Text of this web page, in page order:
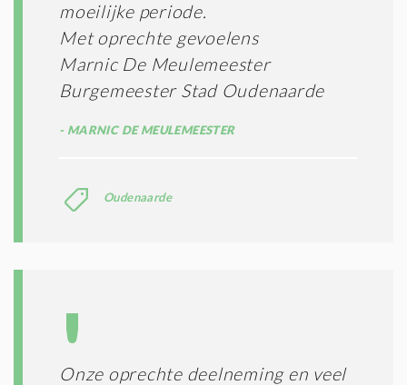
moeilijke periode.
Met oprechte gevoelens
Marnic De Meulemeester
Burgemeester Stad Oudenaarde
MARNIC DE MEULEMEESTER
Oudenaarde
Onze oprechte deelneming en veel